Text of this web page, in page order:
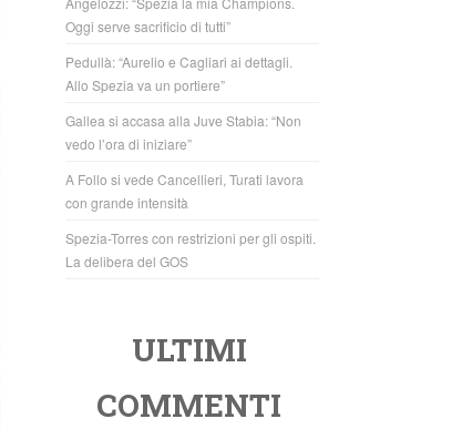
k
Oggi serve sacrificio di tutti”
Pedullà: “Aurelio e Cagliari ai dettagli.
Allo Spezia va un portiere”
Gallea si accasa alla Juve Stabia: “Non
vedo l’ora di iniziare”
A Follo si vede Cancellieri, Turati lavora
con grande intensità
Spezia-Torres con restrizioni per gli ospiti.
La delibera del GOS
ULTIMI
COMMENTI